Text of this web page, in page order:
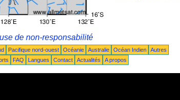
de non-responsabilité
Pacifique nord-ouest Océanie Australie Océan Indien
Autres
FAQ Langues Contact Actualités A propos